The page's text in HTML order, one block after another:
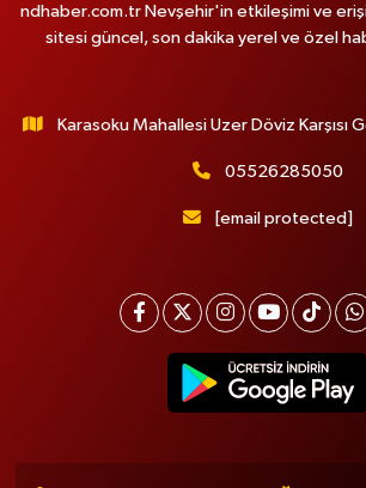
ndhaber.com.tr Nevşehir'in etkileşimi ve
sitesi güncel, son dakika yerel ve özel
Karasoku Mahallesi Uzer Döviz Karşısı
05526285050
[email protected]